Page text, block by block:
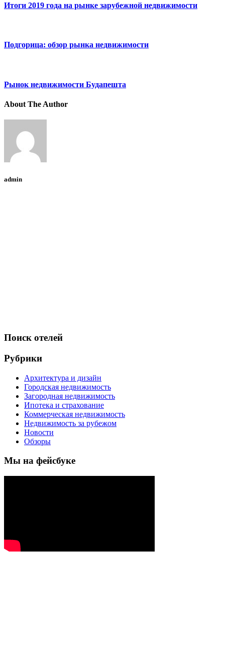
Итоги 2019 года на рынке зарубежной недвижимости
Подгорица: обзор рынка недвижимости
Рынок недвижимости Будапешта
About The Author
admin
Поиск отелей
Рубрики
Архитектура и дизайн
Городская недвижимость
Загородная недвижимость
Ипотека и страхование
Коммерческая недвижимость
Недвижимость за рубежом
Новости
Обзоры
Мы на фейсбуке